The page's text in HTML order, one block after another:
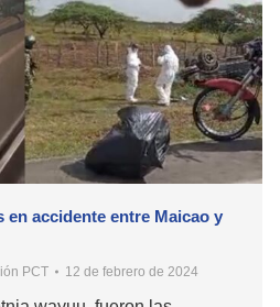
en accidente entre Maicao y
PCT 12 de febrero de 2024